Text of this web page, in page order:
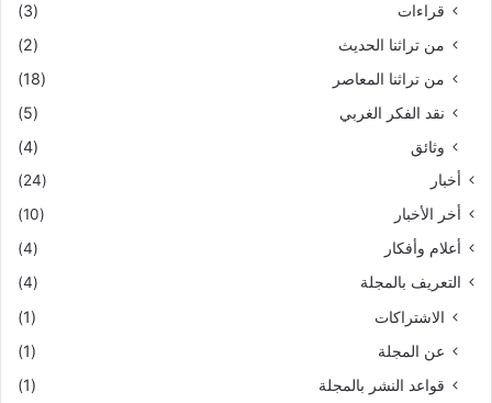
قراءات
(3)
من تراثنا الحديث
(2)
من تراثنا المعاصر
(18)
نقد الفكر الغربي
(5)
وثائق
(4)
أخبار
(24)
أخر الأخبار
(10)
أعلام وأفكار
(4)
التعريف بالمجلة
(4)
الاشتراكات
(1)
عن المجلة
(1)
قواعد النشر بالمجلة
(1)